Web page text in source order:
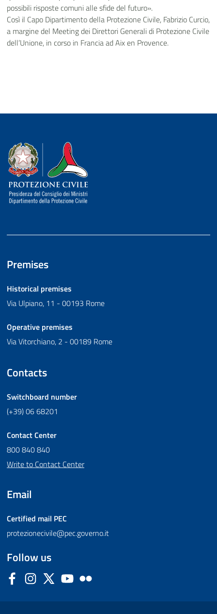
possibili risposte comuni alle sfide del futuro».
Così il Capo Dipartimento della Protezione Civile, Fabrizio Curcio,
a margine del Meeting dei Direttori Generali di Protezione Civile
dell’Unione, in corso in Francia ad Aix en Provence.
Dipartimento della Protezione Civile
Premises
Historical premises
Via Ulpiano, 11 - 00193 Rome
Operative premises
Via Vitorchiano, 2 - 00189 Rome
Contacts
Switchboard number
(+39) 06 68201
Contact Center
800 840 840
Write to Contact Center
Email
Certified mail PEC
protezionecivile@pec.governo.it
Follow us
FacebookInstagram
Twitter YouTube